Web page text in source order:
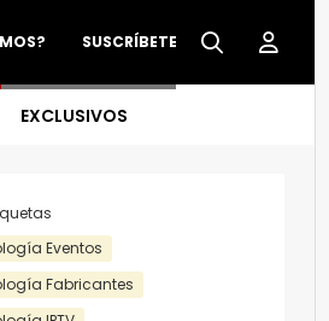
SUSCRÍBETE
EXCLUSIVOS
Eventos
Fabricantes